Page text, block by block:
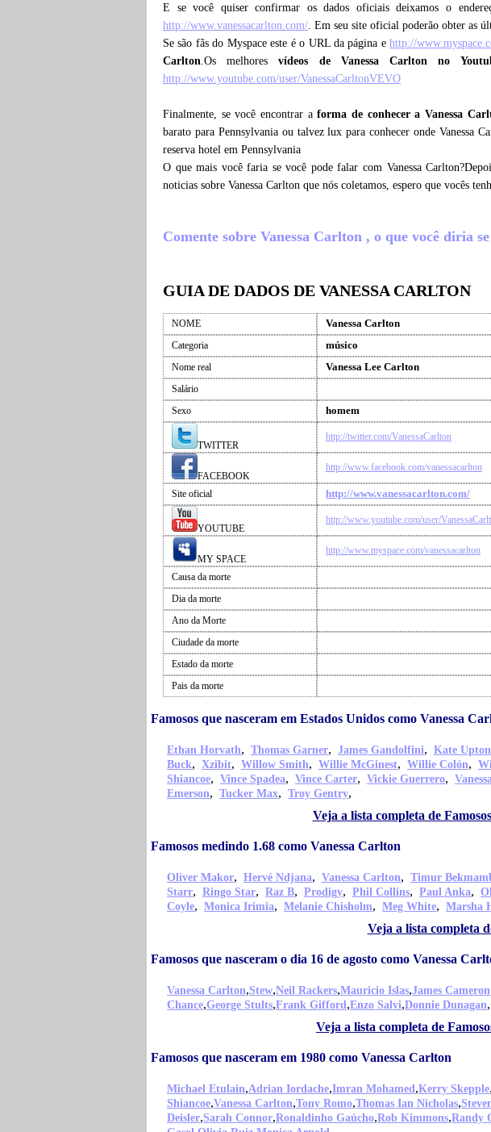
E se você quiser confirmar os dados oficiais deixamos o
http://www.vanessacarlton.com/. Em seu site oficial poderão obter as
Se são fãs do Myspace este é o URL da página ehttp://
Carlton.Os melhoresvídeos de Vanessa Carlton no
http://www.youtube.com/user/VanessaCarltonVEVO
Finalmente, se você encontrar aforma de conhecer a Vanessa
barato para Pennsylvania ou talvez lux para conhecer onde Vanessa
reserva hotel em Pennsylvania
O que mais você faria se você pode falar com Vanessa
noticias sobre Vanessa Carlton que nós coletamos, espero que vocês
Comente sobre Vanessa Carlton , o que você diria
GUIA DE DADOS DE VANESSA CARLTON
NOME Vanessa Carlton
Categoria músico
Nome real Vanessa Lee Carlton
Salário
Sexo
homem
TWITTER
http://twitter.com/VanessaCarlton
FACEBOOK
http://www.facebook.com/vanessacarlton
Site oficial http://www.vanessacarlton.com/
YOUTUBE
http://www.youtube.com/user/
MY SPACE
http://www.myspace.com/vanessacarlton
Causa da morte
Dia da morte
Ano da Morte
Ciudade da morte
Estado da morte
Pais da morte
Famosos que nasceram em Estados Unidos como Vanessa
Ethan Horvath, Thomas Garner, James Gandolfini, Kate Upton
Buck, Xzibit, Willow Smith, Willie McGinest, Willie Colón,
Shiancoe, Vince Spadea, Vince Carter, Vickie Guerrero,
Emerson, Tucker Max, Troy Gentry,
Veja a lista completa de
Famosos medindo 1.68 como Vanessa Carlton
Oliver Makor, Hervé Ndjana, Vanessa Carlton, Timur
Starr, Ringo Star, Raz B, Prodigy, Phil Collins, Paul Anka,
Coyle, Monica Irimia, Melanie Chisholm, Meg White, Marsha
Veja a lista completa
Famosos que nasceram o dia 16 de agosto como Vanessa
Vanessa Carlton,Stew,Neil Rackers,Mauricio Islas,James Cameron
Chance,George Stults,Frank Gifford,Enzo Salvi,Donnie Dunagan,
Veja a lista completa de
Famosos que nasceram em 1980 como Vanessa Carlton
Michael Etulain,Adrian Iordache,Imran Mohamed,Kerry Skepple,
Shiancoe,Vanessa Carlton,Tony Romo,Thomas Ian Nicholas,
Deisler,Sarah Connor,Ronaldinho Gaúcho,Rob Kimmons,Randy